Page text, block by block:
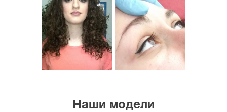
Наши модели